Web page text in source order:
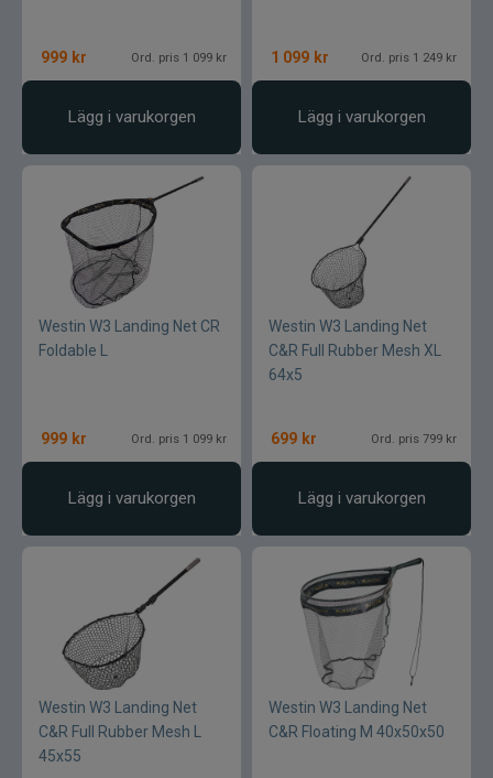
999 kr Ord. pris 1 099 kr
Lägg i varukorgen
1 099 kr Ord. pris 1 249 kr
Lägg i varukorgen
Westin W3 Landing Net CR
Foldable L
999 kr Ord. pris 1 099 kr
Lägg i varukorgen
Westin W3 Landing Net
C&R Full Rubber Mesh XL
64x5
699 kr Ord. pris 799 kr
Lägg i varukorgen
Westin W3 Landing Net
C&R Full Rubber Mesh L
45x55
Westin W3 Landing Net
C&R Floating M 40x50x50